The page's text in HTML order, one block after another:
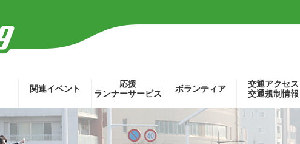
関連イベント
応援
ランナーサービス
ボランティア
交通アクセス
交通規制情報